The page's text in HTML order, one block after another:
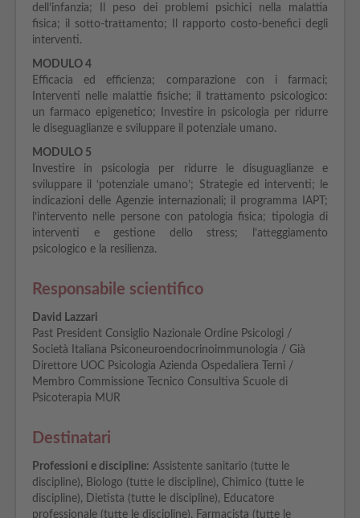
dell’infanzia; Il peso dei problemi psichici nella malattia
fisica; il sotto-trattamento; Il rapporto costo-benefici degli
interventi.
MODULO 4
Efficacia ed efficienza; comparazione con i farmaci;
Interventi nelle malattie fisiche; il trattamento psicologico:
un farmaco epigenetico; Investire in psicologia per ridurre
le diseguaglianze e sviluppare il potenziale umano.
MODULO 5
Investire in psicologia per ridurre le disuguaglianze e
sviluppare il ‘potenziale umano’; Strategie ed interventi; le
indicazioni delle Agenzie internazionali; il programma IAPT;
l’intervento nelle persone con patologia fisica; tipologia di
interventi e gestione dello stress; l’atteggiamento
psicologico e la resilienza.
Responsabile scientifico
David Lazzari
Past President Consiglio Nazionale Ordine Psicologi /
Società Italiana Psiconeuroendocrinoimmunologia / Già
Direttore UOC Psicologia Azienda Ospedaliera Terni /
Membro Commissione Tecnico Consultiva Scuole di
Psicoterapia MUR
Destinatari
Professioni e discipline: Assistente sanitario (tutte le
discipline), Biologo (tutte le discipline), Chimico (tutte le
discipline), Dietista (tutte le discipline), Educatore
professionale (tutte le discipline), Farmacista (tutte le